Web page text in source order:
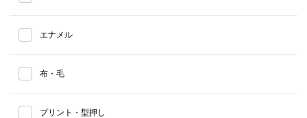
エナメル
布・毛
プリント・型押し